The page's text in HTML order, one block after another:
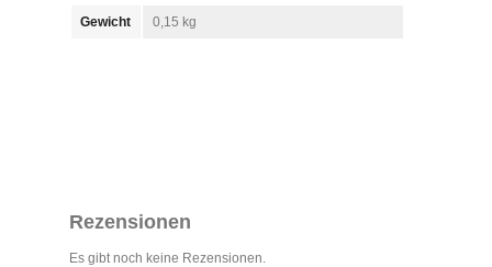
Gewicht 0,15 kg
Rezensionen
Es gibt noch keine Rezensionen.